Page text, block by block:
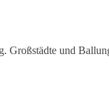
Großstädte und